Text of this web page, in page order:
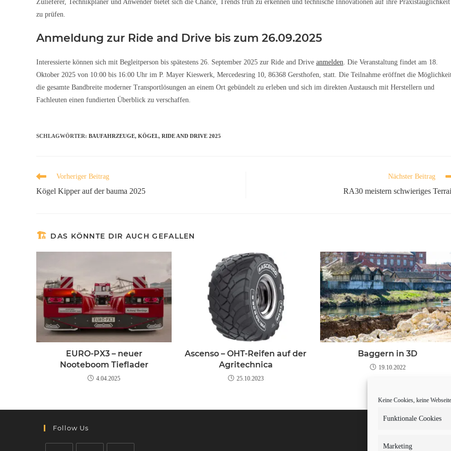
Keine Cookies, keine
Funktionale Cookies
Marketing
Zulieferer, Technikplaner und Anwender bietet sich die Chance, Trends früh zu erkennen und technische Innovationen auf ihre Praxistauglichkeit
zu prüfen.
Anmeldung zur Ride and Drive bis zum 26.09.2025
Interessierte können sich mit Begleitperson bis spätestens 26. September 2025 zur Ride and Drive anmelden. Die Veranstaltung findet am 18.
Oktober 2025 von 10:00 bis 16:00 Uhr im P. Mayer Kieswerk, Mercedesring 10, 86368 Gersthofen, statt. Die Teilnahme eröffnet die
die gesamte Bandbreite moderner Transportlösungen an einem Ort gebündelt zu erleben und sich im direkten Austausch mit Herstellern und
Fachleuten einen fundierten Überblick zu verschaffen.
SCHLAGWÖRTER: BAUFAHRZEUGE, KÖGEL, RIDE AND DRIVE 2025
Vorheriger Beitrag
Kögel Kipper auf der bauma 2025
Nächster Beitrag
RA30 meistern schwieriges
DAS KÖNNTE DIR AUCH GEFALLEN
EURO-PX3 – neuer
Nooteboom Tieflader
4.04.2025
Ascenso – OHT-Reifen auf der
Agritechnica
25.10.2023
Baggern in 3D
19.10.2022
Follow Us